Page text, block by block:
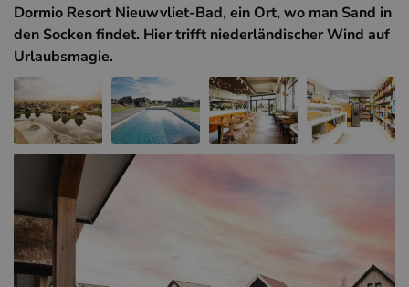
Hotels in Renesse (NL)
Hotels in Dünkirchen (FR)
Dormio Resort Nieuwvliet-Bad, ein Ort, wo man Sand in
den Socken findet. Hier trifft niederländischer Wind auf
Urlaubsmagie.